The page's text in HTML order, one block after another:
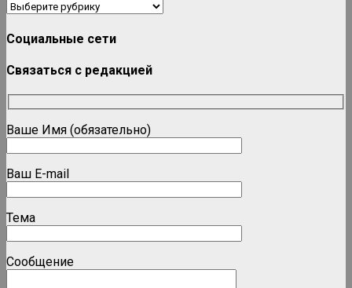
Рубрики
Социальные сети
Связаться с редакцией
Ваше Имя (обязательно)
Ваш E-mail
Тема
Сообщение